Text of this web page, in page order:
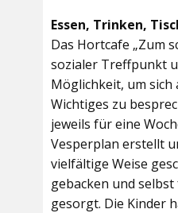
Essen, Trinken,
Das Hortcafe „Zum
sozialer Treffpunkt
Möglichkeit, um sich
Wichtiges zu
jeweils für eine
Vesperplan erstellt
vielfältige Weise
gebacken und
gesorgt. Die Kinder